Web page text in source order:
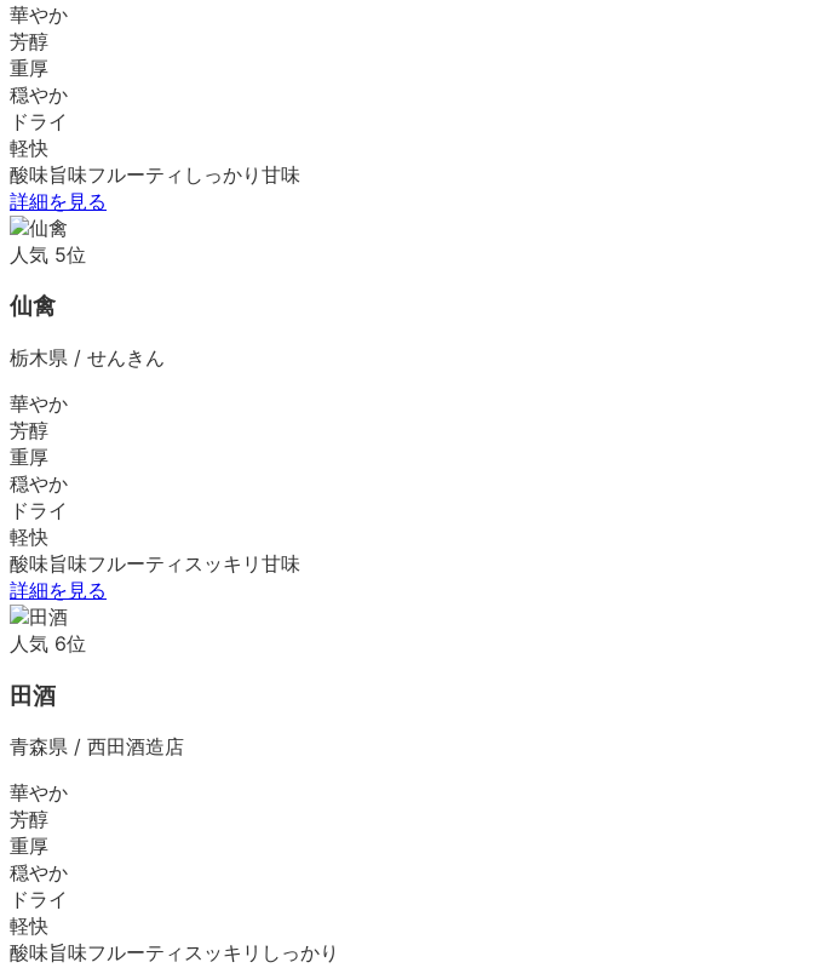
華やか
芳醇
重厚
穏やか
ドライ
軽快
酸味旨味フルーティ しっかり 甘味
詳細を見る
人気 5位
仙禽
栃木県 / せんきん
華やか
芳醇
重厚
穏やか
ドライ
軽快
酸味旨味フルーティ スッキリ 甘味
詳細を見る
人気 6位
田酒
青森県 / 西田酒造店
華やか
芳醇
重厚
穏やか
ドライ
軽快
酸味旨味フルーティ スッキリ しっかり